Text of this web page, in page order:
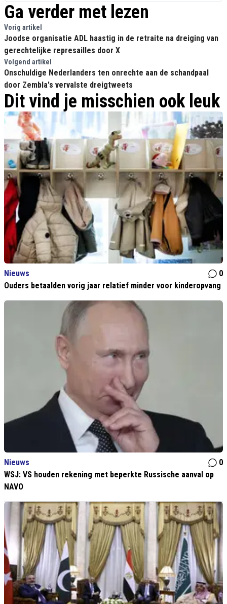
Ga verder met lezen
Vorig artikel
Joodse organisatie ADL haastig in de retraite na dreiging van
gerechtelijke represailles door X
Volgend artikel
Onschuldige Nederlanders ten onrechte aan de schandpaal
door Zembla's vervalste dreigtweets
Dit vind je misschien ook leuk
Nieuws
0
Ouders betaalden vorig jaar relatief minder voor kinderopvang
Nieuws
0
WSJ: VS houden rekening met beperkte Russische aanval op
NAVO